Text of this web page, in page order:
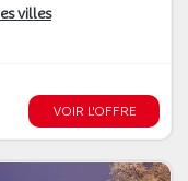
villes
VOIR L'OFFRE